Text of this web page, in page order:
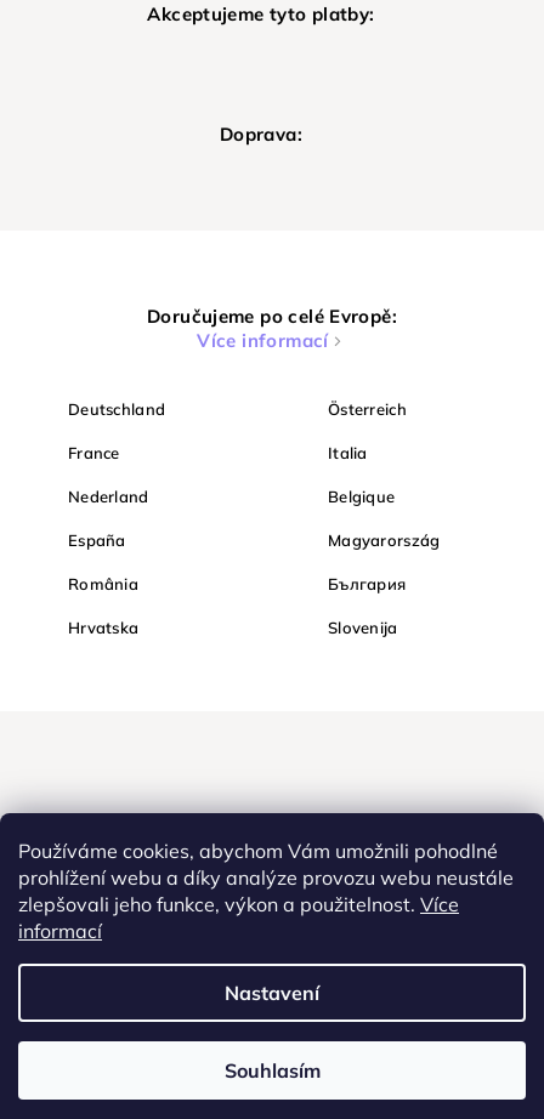
Používáme cookies, abychom Vám umožnili pohodlné
prohlížení webu a díky analýze provozu webu neustále
zlepšovali jeho funkce, výkon a použitelnost. Více
informací
Nastavení
Souhlasím
Akceptujeme tyto platby:
Doprava:
Doručujeme po celé Evropě:
Více informací
Deutschland Österreich
France Italia
Nederland Belgique
España Magyarország
România България
Hrvatska Slovenija
Nakupujte na Diamondi bezpečně a bez obav. Díky HTTPS
podobě.
Diamondi. Všechna práva vyhrazena. |
Westlogic s.r.o., Olomoucká 267/29, Opava, 746 01